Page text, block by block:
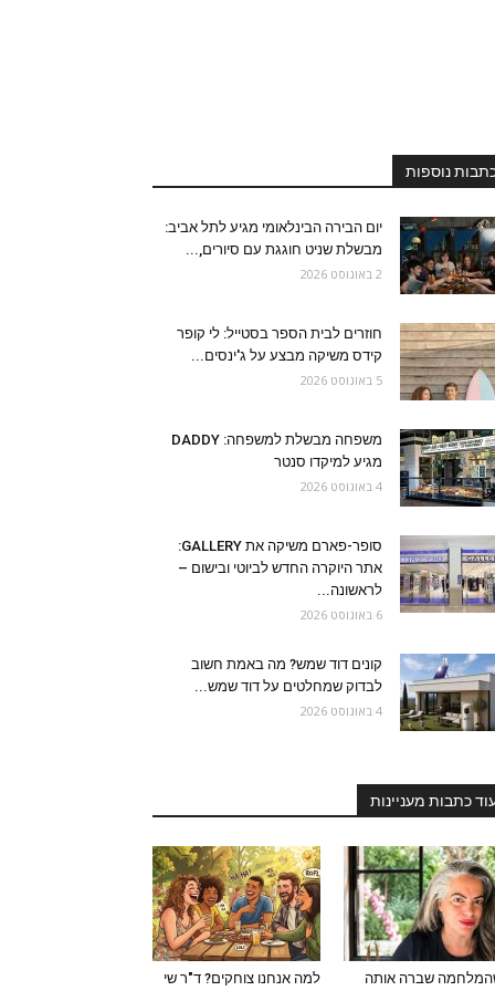
נוספות
יום הבירה הבינלאומי מגיע לתל אביב:
מבשלת שניט חוגגת עם סיורים,...
2 באוגוסט 2026
חוזרים לבית הספר בסטייל: לי קופר
קידס משיקה מבצע על ג'ינסים...
5 באוגוסט 2026
משפחה מבשלת למשפחה: DADDY
מגיע למיקדו סנטר
4 באוגוסט 2026
סופר-פארם משיקה את GALLERY:
אתר היוקרה החדש לביוטי ובישום –
לראשונה...
6 באוגוסט 2026
קונים דוד שמש? מה באמת חשוב
לבדוק שמחלטים על דוד שמש...
4 באוגוסט 2026
כתבות מעניינות
שברה אותה
למה אנחנו צוחקים? ד"ר שי